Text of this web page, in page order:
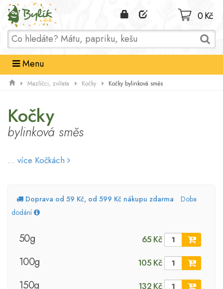
Domů
0 Kč
Menu
Mazlíčci, zvířata Kočky Kočky bylinková směs
Kočky
bylinková směs
... více Kočkách
Doprava od 59 Kč, od 599 Kč nákupu zdarma
Doba
dodání
50g 65 Kč
100g 105 Kč
150g 132 Kč